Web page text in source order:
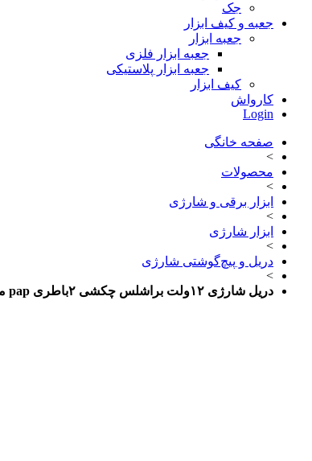
جک
جعبه و کیف ابزار
جعبه ابزار
جعبه ابزار فلزی
جعبه ابزار پلاستیکی
کیف ابزار
کارواش
Login
صفحه خانگی
>
محصولات
>
ابزار برقی و شارژی
>
ابزار شارژی
>
دریل و پیچ‌گوشتی شارژی
>
دریل شارژی ۱۲ولت براشلس چکشی ۲باطری pap مدل BID-1215